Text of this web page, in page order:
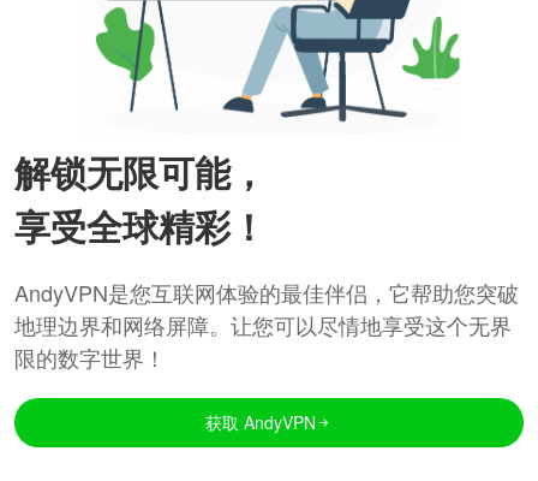
解锁无限可能，
享受全球精彩！
AndyVPN是您互联网体验的最佳伴侣，它帮助您突破
地理边界和网络屏障。让您可以尽情地享受这个无界
限的数字世界！
获取 AndyVPN